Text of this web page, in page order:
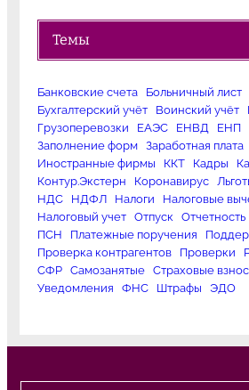
Темы
Банковские счета
Больничный лист
Бухгалтерский учёт
Воинский учёт
Грузоперевозки
ЕАЭС ЕНВД ЕНП
Заполнение форм
Заработная плата
Иностранные фирмы
ККТ Кадры
Контур.Экстерн
Коронавирус
НДС
НДФЛ Налоги
Налоговые
Налоговый учет
Отпуск Отчетность
ПСН
Платежные поручения
Проверка контрагентов
Проверки
СФР
Самозанятые Страховые
Уведомления
ФНС Штрафы ЭДО